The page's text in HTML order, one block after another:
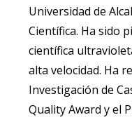
Universidad de
Científica. Ha sido
científica
alta velocidad. Ha
Investigación de
Quality Award y el